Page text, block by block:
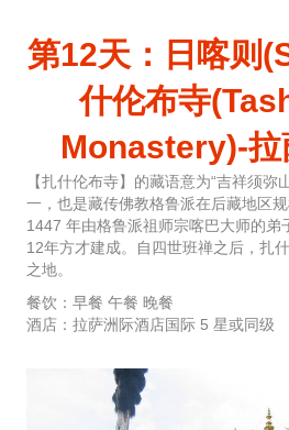
第12天：日喀则
什伦布寺
Monastery)-
【扎什伦布寺】的藏语意为“吉祥须弥
一，也是藏传佛教格鲁派在后藏地区
1447 年由格鲁派祖师宗喀巴大师的弟
12年方才建成。自四世班禅之后，扎
之地。
餐饮：早餐 午餐 晚餐
酒店：拉萨洲际酒店国际 5 星或同级